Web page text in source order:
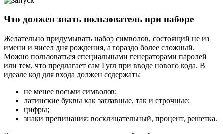
Что должен знать пользователь при наборе
Желательно придумывать набор символов, состоящий не из
имени и чисел дня рождения, а гораздо более сложный.
Можно пользоваться специальными генераторами паролей
или тем, что предлагает сам Гугл при вводе нового кода. В
идеале код для входа должен содержать:
не менее восьми символов;
латинские буквы как заглавные, так и строчные;
цифры;
знаки препинания: восклицательный, процент, решетка.